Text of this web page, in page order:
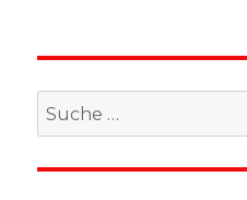
Suche
nach: